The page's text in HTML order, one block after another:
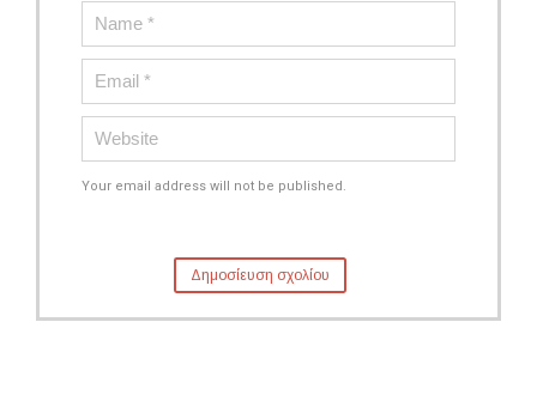
Your email address will not be published.